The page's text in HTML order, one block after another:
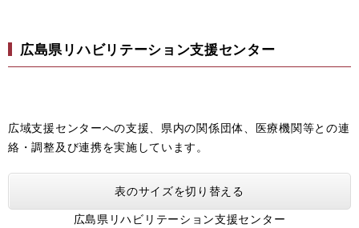
広島県リハビリテーション支援センター
広域支援センターへの支援、県内の関係団体、医療機関等との連
絡・調整及び連携を実施しています。
表のサイズを切り替える
広島県リハビリテーション支援センター